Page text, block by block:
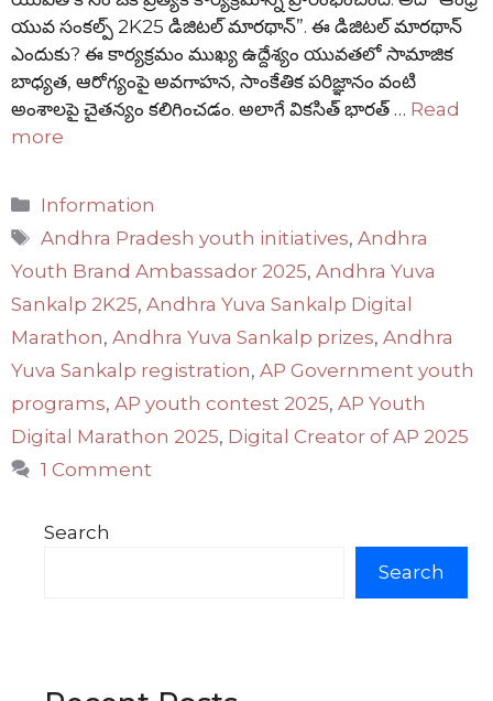
యువ సంకల్ప్‌ 2K25 డిజిటల్ మారథాన్”. ఈ డిజిటల్ మారథాన్
ఎందుకు? ఈ కార్యక్రమం ముఖ్య ఉద్దేశ్యం యువతలో సామాజిక
బాధ్యత, ఆరోగ్యంపై అవగాహన, సాంకేతిక పరిజ్ఞానం వంటి
అంశాలపై చైతన్యం కలిగించడం. అలాగే వికసిత్ భారత్ … Read
more
Categories
Information
Tags
Andhra Pradesh youth initiatives,Andhra
Youth Brand Ambassador 2025, Andhra Yuva
Sankalp 2K25, Andhra Yuva Sankalp Digital
Marathon, Andhra Yuva Sankalp prizes, Andhra
Yuva Sankalp registration, AP Government youth
programs, AP youth contest 2025, AP Youth
Digital Marathon 2025, Digital Creator of AP 2025
1 Comment
Search
Search